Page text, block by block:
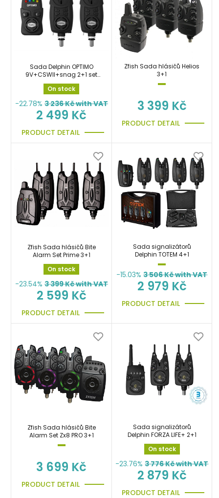
Sada Delphin OPTIMO
9V+CSWII+snag 2+1 set
hlásičů
On stock
-22.78% 3 236Kč with VAT
2 499 Kč
PRODUCT DETAIL
Zfish Sada hlásičů Helios
3+1
3 399 Kč
PRODUCT DETAIL
Zfish Sada hlásičů Bite
Alarm Set Prime 3+1
On stock
-23.54% 3 399Kč with VAT
2 599 Kč
PRODUCT DETAIL
Sada signalizátorů
Delphin TOTEM 4+1
-15.03% 3 506Kč with VAT
2 979 Kč
PRODUCT DETAIL
Zfish Sada hlásičů Bite
Alarm Set Zx8 PRO 3+1
3 699 Kč
PRODUCT DETAIL
Sada signalizátorů
Delphin FORZA LIFE+ 2+1
On stock
-23.76% 3 776Kč with VAT
2 879 Kč
PRODUCT DETAIL